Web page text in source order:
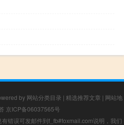
by 网站分类目录 | 精选推荐文章 | 网站地
京ICP备06037565号
错误可发邮件到f_fb#foxmail.com说明，我们